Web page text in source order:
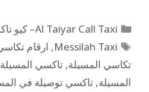
Al Taiyar Call Taxi– كيو تاكسي
Messilah Taxi
, ارقام
تكاسي المسيلة, تاكسي
المسيلة, تاكسي توصيلة في